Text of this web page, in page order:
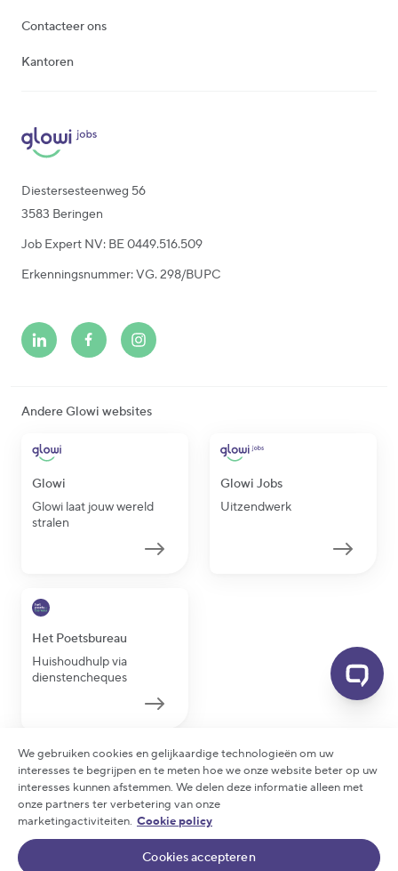
Diestersesteenweg 56
3583 Beringen
Job Expert NV: BE 0449.516.509
Erkenningsnummer: VG. 298/BUPC
Contacteer ons
Kantoren
Andere Glowi websites
Glowi
Glowi laat jouw wereld
stralen
Glowi Jobs
Uitzendwerk
Het Poetsbureau
Huishoudhulp via
dienstencheques
2026 Glowi - Alle rechten voorbehouden
Privacy statement
| Cookie policy
We gebruiken cookies en gelijkaardige technologieën om uw
interesses te begrijpen en te meten hoe we onze website beter op uw
interesses kunnen afstemmen. We delen deze informatie alleen met
onze partners ter verbetering van onze
marketingactiviteiten. Cookie policy
Cookies accepteren